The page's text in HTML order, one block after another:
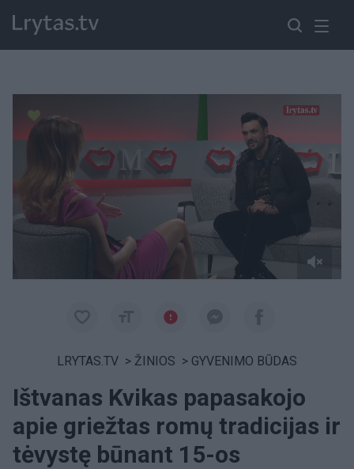
Paremkite Ukrainą
LRYTAS.TV > ŽINIOS > GYVENIMO BŪDAS
Ištvanas Kvikas papasakojo
apie griežtas romų tradicijas ir
tėvystę būnant 15-os